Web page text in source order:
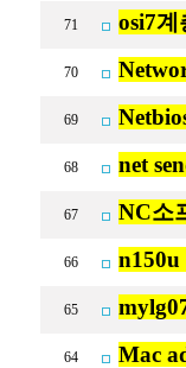
71 osi7
70
69
68 net
67 NC소
66 n150u
65
64 Mac